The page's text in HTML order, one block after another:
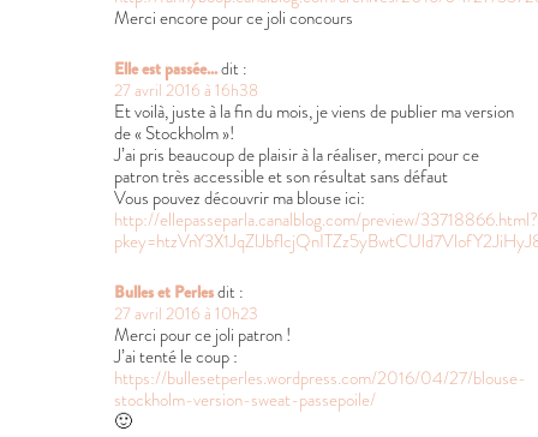
Merci encore pour ce joli concours
Elle est passée...dit :
27 avril 2016 à 16h38
Et voilà, juste à la fin du mois, je viens de publier ma version
de « Stockholm »!
J’ai pris beaucoup de plaisir à la réaliser, merci pour ce
patron très accessible et son résultat sans défaut
Vous pouvez découvrir ma blouse ici:
http://ellepasseparla.canalblog.com/preview/33718866.html?
Bulles et Perlesdit :
27 avril 2016 à 10h23
Merci pour ce joli patron !
J’ai tenté le coup :
https://bullesetperles.wordpress.com/2016/04/27/blouse-
stockholm-version-sweat-passepoile/
🙂